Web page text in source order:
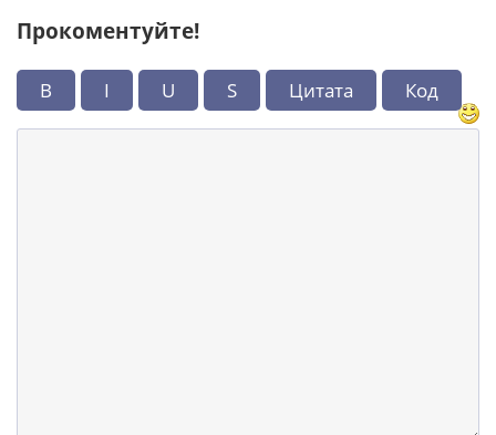
Прокоментуйте!
B I U S Цитата Код